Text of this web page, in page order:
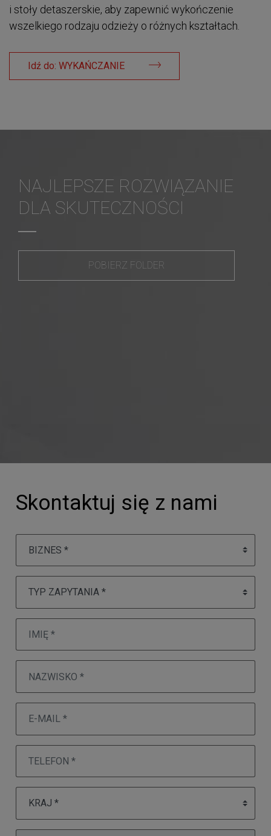
i stoły detaszerskie, aby zapewnić wykończenie
wszelkiego rodzaju odzieży o różnych kształtach.
Idź do: WYKAŃCZANIE
NAJLEPSZE ROZWIĄZANIE
DLA SKUTECZNOŚCI
POBIERZ FOLDER
Skontaktuj się z nami